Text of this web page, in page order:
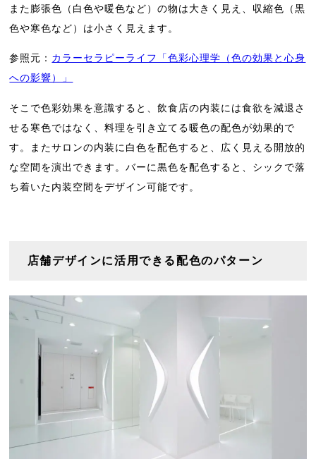
また膨張色（白色や暖色など）の物は大きく見え、収縮色（黒
色や寒色など）は小さく見えます。
参照元： カラーセラピーライフ「色彩心理学（色の効果と心身
への影響）」
そこで色彩効果を意識すると、飲食店の内装には食欲を減退さ
せる寒色ではなく、料理を引き立てる暖色の配色が効果的で
す。またサロンの内装に白色を配色すると、広く見える開放的
な空間を演出できます。バーに黒色を配色すると、シックで落
ち着いた内装空間をデザイン可能です。
店舗デザインに活用できる配色のパターン